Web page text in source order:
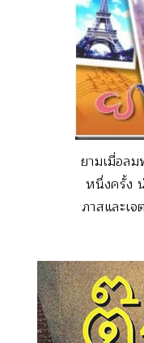
ยามเมื่อล
หนึ่งครั้ง
ภาสและเ